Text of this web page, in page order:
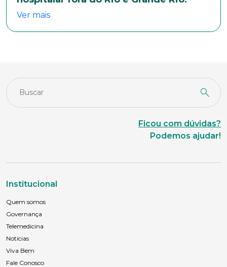
Ver mais
Ficou com dúvidas?
Podemos ajudar!
Institucional
Quem somos
Governança
Telemedicina
Notícias
Viva Bem
Fale Conosco